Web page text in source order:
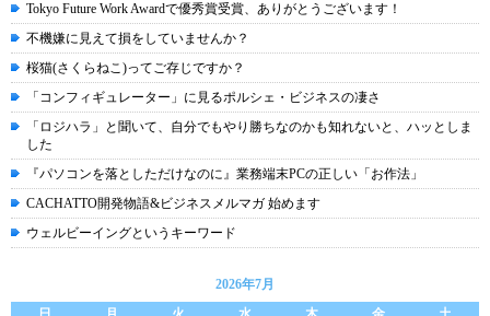
Tokyo Future Work Awardで優秀賞受賞、ありがとうございます！
不機嫌に見えて損をしていませんか？
桜猫(さくらねこ)ってご存じですか？
「コンフィギュレーター」に見るポルシェ・ビジネスの凄さ
「ロジハラ」と聞いて、自分でもやり勝ちなのかも知れないと、ハッとしま
した
『パソコンを落としただけなのに』業務端末PCの正しい「お作法」
CACHATTO開発物語&ビジネスメルマガ 始めます
ウェルビーイングというキーワード
2026年7月